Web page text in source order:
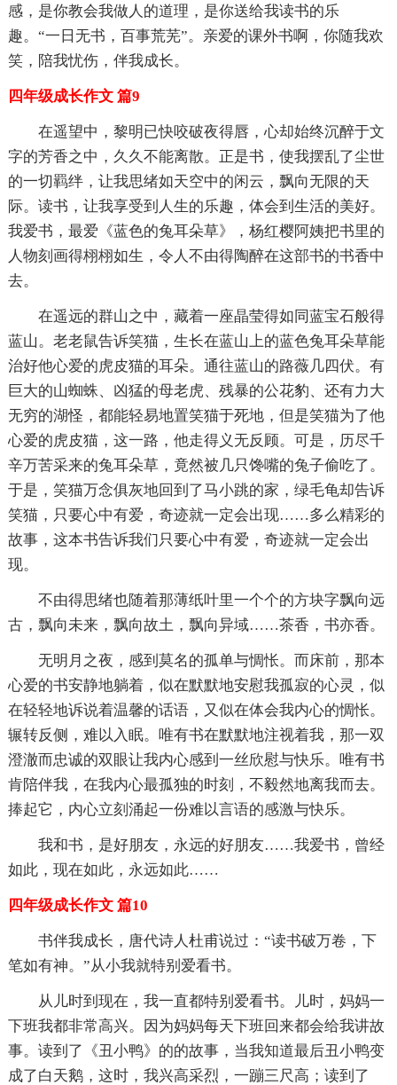
感，是你教会我做人的道理，是你送给我读书的乐
趣。“一日无书，百事荒芜”。亲爱的课外书啊，你随我欢
笑，陪我忧伤，伴我成长。
四年级成长作文 篇9
在遥望中，黎明已快咬破夜得唇，心却始终沉醉于文
字的芳香之中，久久不能离散。正是书，使我摆乱了尘世
的一切羁绊，让我思绪如天空中的闲云，飘向无限的天
际。读书，让我享受到人生的乐趣，体会到生活的美好。
我爱书，最爱《蓝色的兔耳朵草》，杨红樱阿姨把书里的
人物刻画得栩栩如生，令人不由得陶醉在这部书的书香中
去。
在遥远的群山之中，藏着一座晶莹得如同蓝宝石般得
蓝山。老老鼠告诉笑猫，生长在蓝山上的蓝色兔耳朵草能
治好他心爱的虎皮猫的耳朵。通往蓝山的路薇几四伏。有
巨大的山蜘蛛、凶猛的母老虎、残暴的公花豹、还有力大
无穷的湖怪，都能轻易地置笑猫于死地，但是笑猫为了他
心爱的虎皮猫，这一路，他走得义无反顾。可是，历尽千
辛万苦采来的兔耳朵草，竟然被几只馋嘴的兔子偷吃了。
于是，笑猫万念俱灰地回到了马小跳的家，绿毛龟却告诉
笑猫，只要心中有爱，奇迹就一定会出现……多么精彩的
故事，这本书告诉我们只要心中有爱，奇迹就一定会出
现。
不由得思绪也随着那薄纸叶里一个个的方块字飘向远
古，飘向未来，飘向故土，飘向异域……茶香，书亦香。
无明月之夜，感到莫名的孤单与惆怅。而床前，那本
心爱的书安静地躺着，似在默默地安慰我孤寂的心灵，似
在轻轻地诉说着温馨的话语，又似在体会我内心的惆怅。
辗转反侧，难以入眠。唯有书在默默地注视着我，那一双
澄澈而忠诚的双眼让我内心感到一丝欣慰与快乐。唯有书
肯陪伴我，在我内心最孤独的时刻，不毅然地离我而去。
捧起它，内心立刻涌起一份难以言语的感激与快乐。
我和书，是好朋友，永远的好朋友……我爱书，曾经
如此，现在如此，永远如此……
四年级成长作文 篇10
书伴我成长，唐代诗人杜甫说过：“读书破万卷，下
笔如有神。”从小我就特别爱看书。
从儿时到现在，我一直都特别爱看书。儿时，妈妈一
下班我都非常高兴。因为妈妈每天下班回来都会给我讲故
事。读到了《丑小鸭》的的故事，当我知道最后丑小鸭变
成了白天鹅，这时，我兴高采烈，一蹦三尺高；读到了